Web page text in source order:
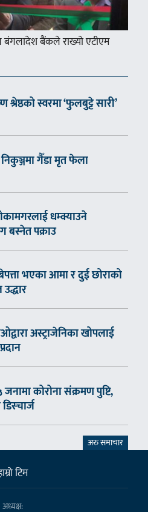
बैंकले राख्यो एटीएम
स्वरमा ‘फुलबुट्टे सारी’
गैँडा मृत फेला
धम्क्याउने
बस्नेत पक्राउ
भएका आमा र दुई छोराको
अस्ट्राजेनिका खोपलाई
कोरोना संक्रमण पुष्टि,
अरु समाचार
टिम
अध्यक्ष: